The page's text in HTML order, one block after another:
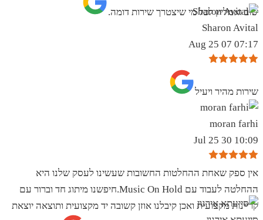
שוב ואמליץ לכל מי שיצטרך שירות דומה.
Sharon Avital
07:17 07 Aug 25
שירות מהיר ויעיל
moran farhi
10:09 30 Jul 25
אין ספק שאחת ההחלטות החשובות שעשינו לעסק שלנו היא
ההחלטה לעבוד עם Music On Hold.חיפשנו מיתוג חד וברור עם
קריינות מקצועית ואכן קיבלנו אוזן קשובה יד מקצועית ותוצאה יוצאת